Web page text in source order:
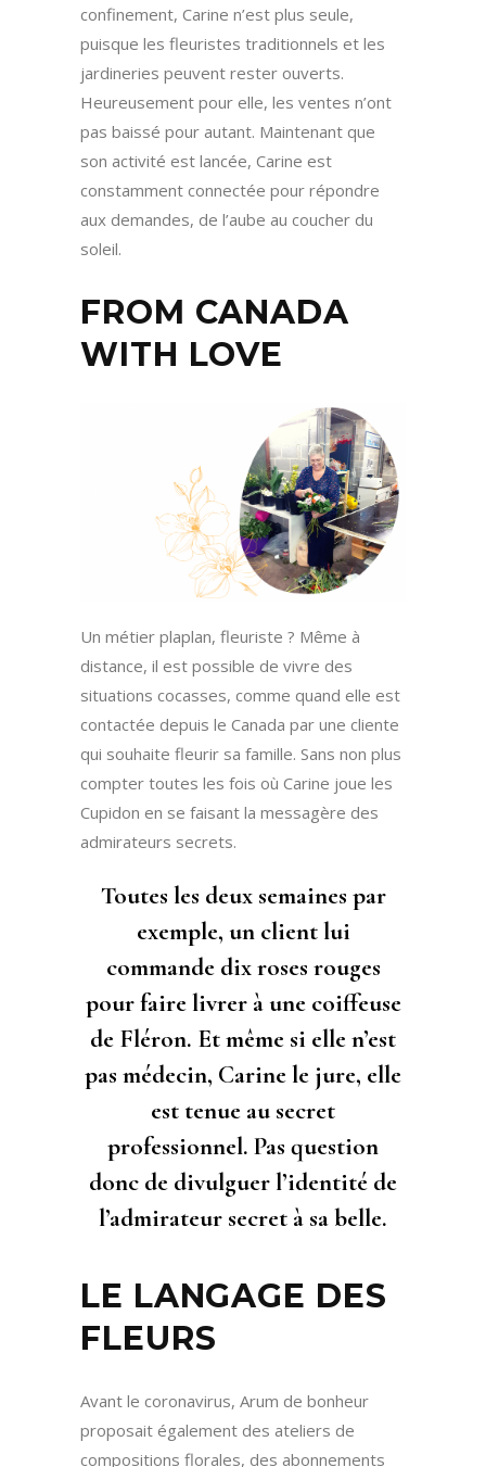
confinement, Carine n’est plus seule,
puisque les fleuristes traditionnels et les
jardineries peuvent rester ouverts.
Heureusement pour elle, les ventes n’ont
pas baissé pour autant. Maintenant que
son activité est lancée, Carine est
constamment connectée pour répondre
aux demandes, de l’aube au coucher du
soleil.
FROM CANADA
WITH LOVE
Un métier plaplan, fleuriste ? Même à
distance, il est possible de vivre des
situations cocasses, comme quand elle est
contactée depuis le Canada par une cliente
qui souhaite fleurir sa famille. Sans non plus
compter toutes les fois où Carine joue les
Cupidon en se faisant la messagère des
admirateurs secrets.
Toutes les deux semaines par
exemple, un client lui
commande dix roses rouges
pour faire livrer à une coiffeuse
de Fléron. Et même si elle n’est
pas médecin, Carine le jure, elle
est tenue au secret
professionnel. Pas question
donc de divulguer l’identité de
l’admirateur secret à sa belle.
LE LANGAGE DES
FLEURS
Avant le coronavirus, Arum de bonheur
proposait également des ateliers de
compositions florales, des abonnements